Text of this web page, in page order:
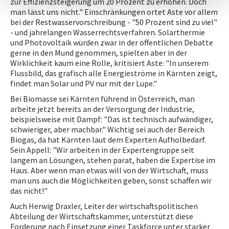
man lässt uns nicht." Einschränkungen ortet Aste vor allem
bei der Restwasservorschreibung - "50 Prozent sind zu viel"
- und jahrelangen Wasserrechtsverfahren. Solarthermie
und Photovoltaik würden zwar in der öffentlichen Debatte
gerne in den Mund genommen, spielten aber in der
Wirklichkeit kaum eine Rolle, kritisiert Aste: "In unserem
Flussbild, das grafisch alle Energieströme in Kärnten zeigt,
findet man Solar und PV nur mit der Lupe."
Bei Biomasse sei Kärnten führend in Österreich, man
arbeite jetzt bereits an der Versorgung der Industrie,
beispielsweise mit Dampf: "Das ist technisch aufwändiger,
schwieriger, aber machbar." Wichtig sei auch der Bereich
Biogas, da hat Kärnten laut dem Experten Aufholbedarf.
Sein Appell: "Wir arbeiten in der Expertengruppe seit
langem an Lösungen, stehen parat, haben die Expertise im
Haus. Aber wenn man etwas will von der Wirtschaft, muss
man uns auch die Möglichkeiten geben, sonst schaffen wir
das nicht!"
Auch Herwig Draxler, Leiter der wirtschaftspolitischen
Abteilung der Wirtschaftskammer, unterstützt diese
Forderung nach Einsetzung einer Taskforce unter starker